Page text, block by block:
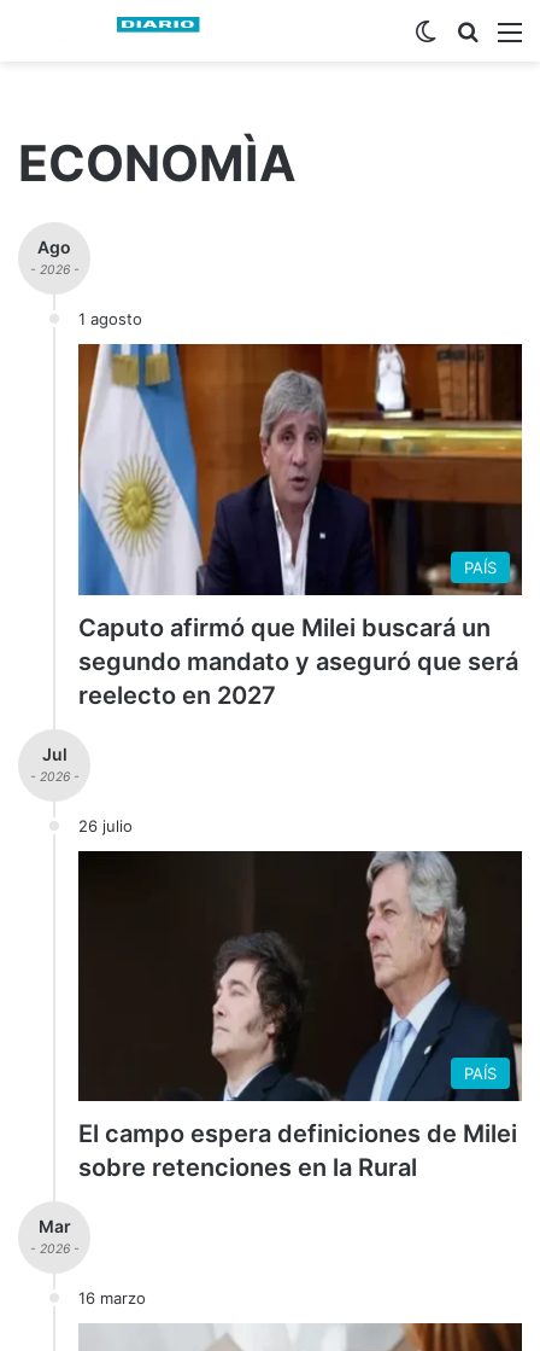
Buscar
Switch skin
ECONOMÌA
Ago
- 2026 -
1 agosto
PAÍS
Caputo afirmó que Milei buscará un
segundo mandato y aseguró que será
reelecto en 2027
Jul
- 2026 -
26 julio
PAÍS
El campo espera definiciones de Milei
sobre retenciones en la Rural
Mar
- 2026 -
16 marzo